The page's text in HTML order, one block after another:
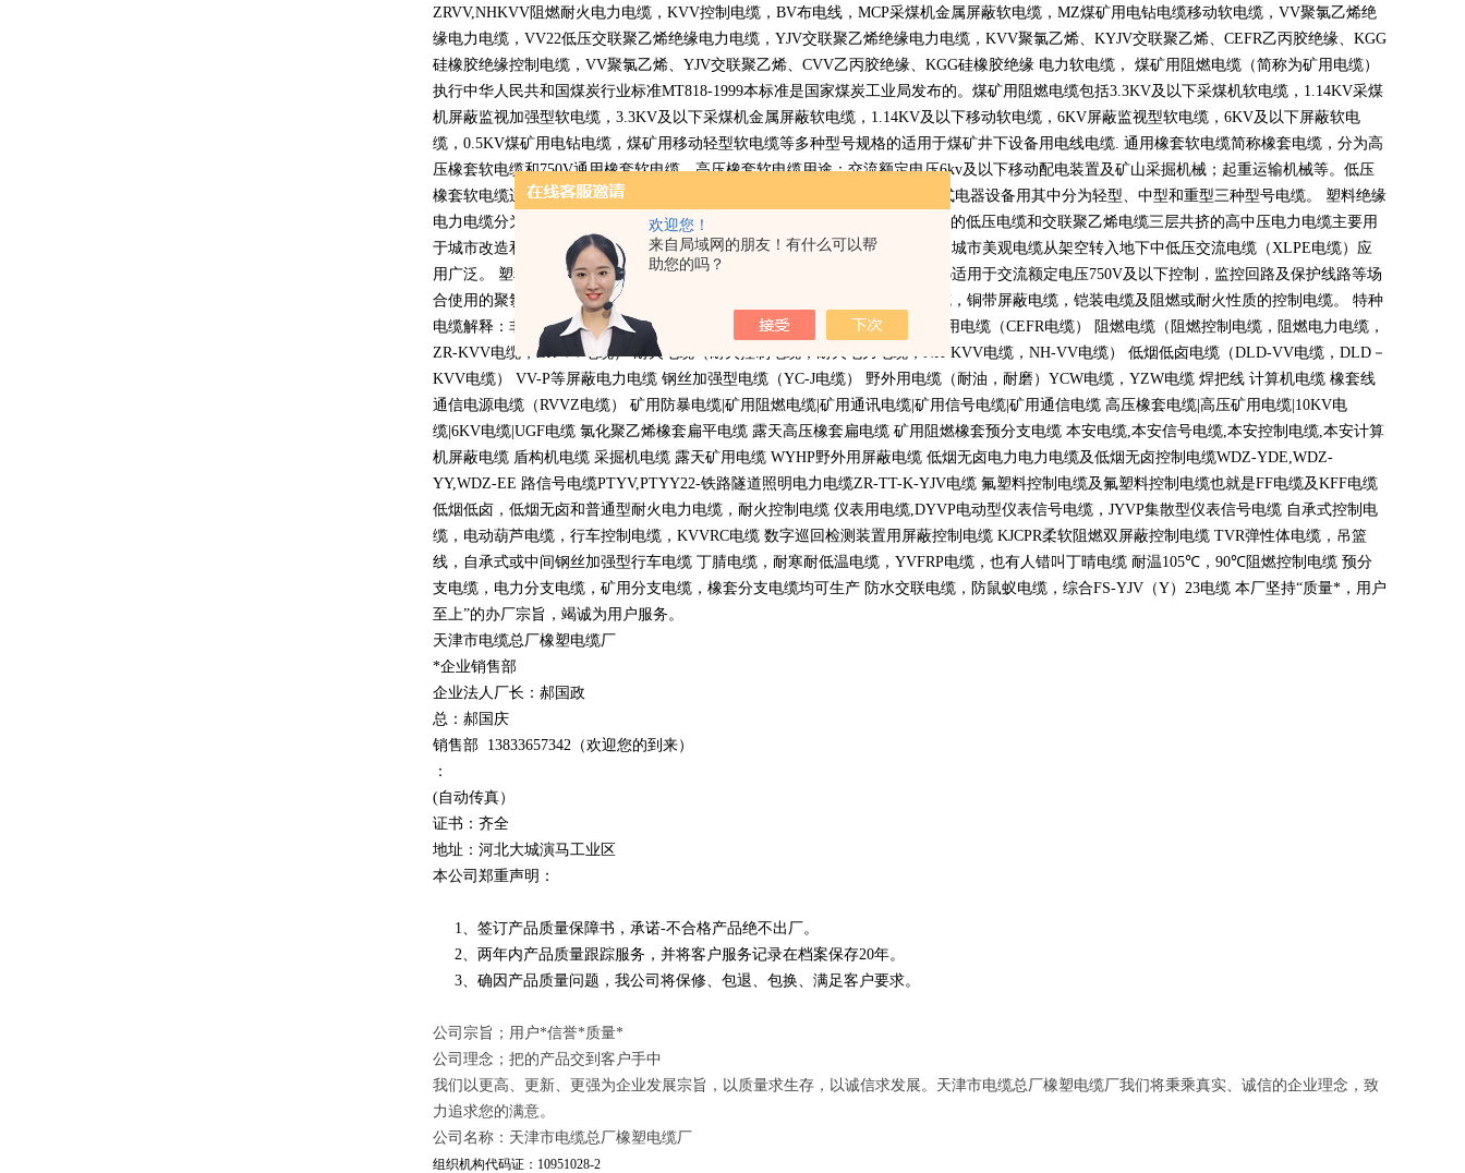
欢迎您！
来自局域网的朋友！有什么可以帮
助您的吗？
ZRVV,NHKVV阻燃耐火电力电缆， KVV控制电缆， BV布电线， MCP采煤机金属屏蔽软电缆， MZ煤矿用电钻电缆移动软电缆， VV聚氯乙烯绝
缘电力电缆， VV22低压交联聚乙烯绝缘电力电缆， YJV交联聚乙烯绝缘电力电缆， KVV聚氯乙烯、 KYJV交联聚乙烯、 CEFR乙丙胶绝缘、 KGG
硅橡胶绝缘控制电缆， VV聚氯乙烯、 YJV交联聚乙烯、 CVV乙丙胶绝缘、 KGG硅橡胶绝缘 电力软电缆， 煤矿用阻燃电缆（简称为矿用电缆）
执行中华人民共和国煤炭行业标准MT818-1999本标准是国家煤炭工业局发布的。煤矿用阻燃电缆包括3.3KV及以下采煤机软电缆， 1.14KV采煤
机屏蔽监视加强型软电缆， 3.3KV及以下采煤机金属屏蔽软电缆， 1.14KV及以下移动软电缆， 6KV屏蔽监视型软电缆， 6KV及以下屏蔽软电
缆， 0.5KV煤矿用电钻电缆，煤矿用移动轻型软电缆等多种型号规格的适用于煤矿井下设备用电线电缆. 通用橡套软电缆简称橡套电缆，分为高
压橡套软电缆和750V通用橡套软电缆。高压橡套软电缆用途：交流额定电压6kv及以下移动配电装置及矿山采掘机械；起重运输机械等。低压
橡套软电缆适用于交流额定电压
及以下家用电器、电动工具和各种移动式电器设备用其中分为轻型、中型和重型三种型号电缆。 塑料绝缘
电力电缆分为聚氯乙烯电缆也就是PVC电缆适用于低压变压器下方连接设备用的低压电缆和交联聚乙烯电缆三层共挤的高中压电力电缆主要用
于城市改造和建设中地下电力网络铺设用的连接介质，西部开发等电力缺乏和城市美观电缆从架空转入地下中低压交流电缆（XLPE电缆）应
用广泛。 塑料控制电缆全称聚氯乙烯绝缘和护套控制电缆执行标准
GB9330-86适用于交流额定电压750V及以下控制，监控回路及保护线路等场
合使用的聚氯乙烯绝缘和护套的电缆工作温度为
摄氏度它分为铜丝屏蔽电缆，铜带屏蔽电缆，铠装电缆及阻燃或耐火性质的控制电缆。 特种
电缆解释：非标电缆，特种需要的电线电缆产品 非国标电缆（布标电缆） 船用电缆（CEFR电缆） 阻燃电缆（阻燃控制电缆，阻燃电力电缆，
ZR-KVV电缆， ZR-VV电缆） 耐火电缆（耐火控制电缆，耐火电力电缆， NH-KVV电缆， NH-VV电缆） 低烟低卤电缆（DLD-VV电缆， DLD －
KVV电缆） VV-P等屏蔽电力电缆 钢丝加强型电缆（YC-J电缆） 野外用电缆（耐油，耐磨） YCW电缆， YZW电缆 焊把线 计算机电缆 橡套线
通信电源电缆（RVVZ电缆） 矿用防暴电缆 矿用阻燃电缆 矿用通讯电缆 矿用信号电缆 矿用通信电缆 高压橡套电缆 高压矿用电缆 |10KV电
缆 |6KV电缆 |UGF电缆 氯化聚乙烯橡套扁平电缆 露天高压橡套扁电缆 矿用阻燃橡套预分支电缆 本安电缆,本安信号电缆,本安控制电缆,本安计算
机屏蔽电缆 盾构机电缆 采掘机电缆 露天矿用电缆 WYHP野外用屏蔽电缆 低烟无卤电力电力电缆及低烟无卤控制电缆WDZ-YDE,WDZ-
YY,WDZ-EE 路信号电缆PTYV,PTYY22-铁路隧道照明电力电缆ZR-TT-K-YJV电缆 氟塑料控制电缆及氟塑料控制电缆也就是FF电缆及KFF电缆
低烟低卤，低烟无卤和普通型耐火电力电缆，耐火控制电缆 仪表用电缆,DYVP电动型仪表信号电缆， JYVP集散型仪表信号电缆 自承式控制电
缆，电动葫芦电缆，行车控制电缆， KVVRC电缆 数字巡回检测装置用屏蔽控制电缆 KJCPR柔软阻燃双屏蔽控制电缆 TVR弹性体电缆，吊篮
线，自承式或中间钢丝加强型行车电缆 丁腈电缆，耐寒耐低温电缆， YVFRP电缆，也有人错叫丁晴电缆 耐温105℃ ，90℃阻燃控制电缆 预分
支电缆，电力分支电缆，矿用分支电缆，橡套分支电缆均可生产 防水交联电缆，防鼠蚁电缆，综合FS-YJV （Y） 23电缆 本厂坚持“质量*，用户
至上”的办厂宗旨，竭诚为用户服务。
天津市电缆总厂橡塑电缆厂
*企业销售部
企业法人厂长：郝国政
总：郝国庆
销售部 13833657342 （欢迎您的到来）
：
(自动传真）
证书：齐全
地址：河北大城演马工业区
本公司郑重声明：
1、签订产品质量保障书，承诺-不合格产品绝不出厂。
2、两年内产品质量跟踪服务，并将客户服务记录在档案保存20年。
3、确因产品质量问题，我公司将保修、包退、包换、满足客户要求。
公司宗旨；用户*信誉*质量*
公司理念；把的产品交到客户手中
我们以更高、更新、更强为企业发展宗旨，以质量求生存，以诚信求发展。天津市电缆总厂橡塑电缆厂我们将秉乘真实、诚信的企业理念，致
力追求您的满意。
公司名称：天津市电缆总厂橡塑电缆厂
组织机构代码证：10951028-2